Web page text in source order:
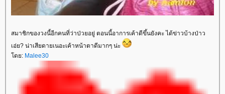
สมาชิกของวงนี้อีกคนที่ว่าป่วยอยู่ ตอนนี้อาการเค้าดีขึ้นยังคะ ได้ข่าวบ้างป่าว
เอ่ย? น่าเสียดายเนอะเค้าหน้าตาดีมากๆ น่ะ
ดย: Malee30